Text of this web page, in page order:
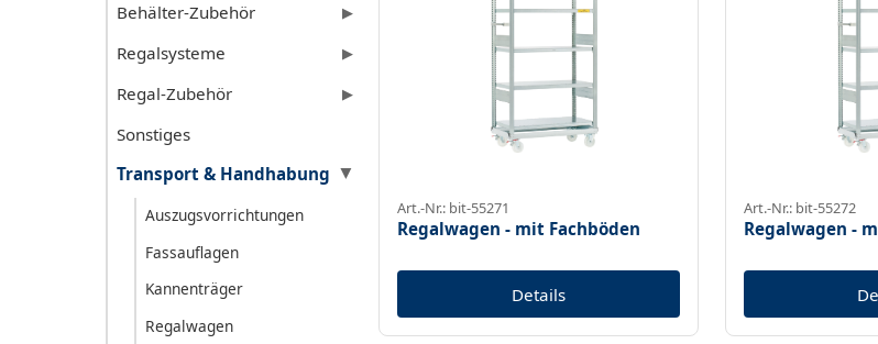
Behälter-Zubehör ▶
Regalsysteme ▶
Regal-Zubehör ▶
Sonstiges
Transport & Handhabung
▶
Auszugsvorrichtungen
Fassauflagen
Kannenträger
Regalwagen
Art.-Nr.: bit-55271
Regalwagen - mit Fachböden
Details
Art.-Nr.: bit-55272
Regalwagen -